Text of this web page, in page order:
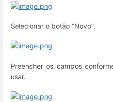
Selecionar o botão “Novo”.
Preencher os campos
usar.